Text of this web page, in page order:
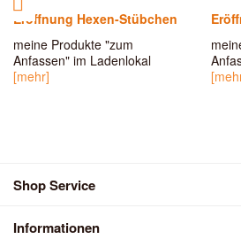
Eröffnung Hexen-Stübchen
meine Produkte "zum
Anfassen" im Ladenlokal
[mehr]
Shop Service
Informationen